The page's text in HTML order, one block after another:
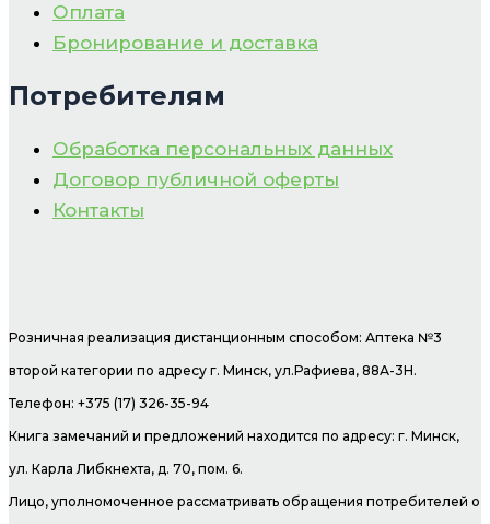
Оплата
Бронирование и доставка
Потребителям
Обработка персональных данных
Договор публичной оферты
Контакты
Розничная реализация дистанционным способом: Аптека №3
второй категории по адресу г. Минск, ул.Рафиева, 88А-3Н.
Телефон: +375 (17) 326-35-94
Книга замечаний и предложений находится по адресу: г. Минск,
ул. Карла Либкнехта, д. 70, пом. 6.
Лицо, уполномоченное рассматривать обращения потребителей о